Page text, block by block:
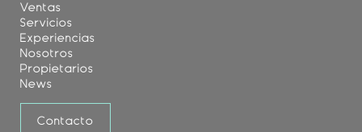
Ventas
Servicios
Experiencias
Nosotros
Propietarios
News
Contacto